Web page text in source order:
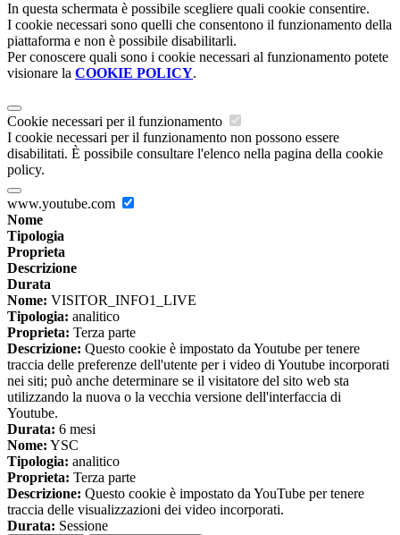
In questa schermata è possibile scegliere quali cookie consentire.
I cookie necessari sono quelli che consentono il funzionamento della
piattaforma e non è possibile disabilitarli.
Per conoscere quali sono i cookie necessari al funzionamento potete
visionare la COOKIE POLICY.
Cookie necessari per il funzionamento
I cookie necessari per il funzionamento non possono essere
disabilitati. È possibile consultare l'elenco nella pagina della cookie
policy.
www.youtube.com
Nome
Tipologia
Proprieta
Descrizione
Durata
Nome: VISITOR_INFO1_LIVE
Tipologia: analitico
Proprieta: Terza parte
Descrizione: Questo cookie è impostato da Youtube per tenere
traccia delle preferenze dell'utente per i video di Youtube incorporati
nei siti; può anche determinare se il visitatore del sito web sta
utilizzando la nuova o la vecchia versione dell'interfaccia di
Youtube.
Durata: 6 mesi
Nome: YSC
Tipologia: analitico
Proprieta: Terza parte
Descrizione: Questo cookie è impostato da YouTube per tenere
traccia delle visualizzazioni dei video incorporati.
Durata: Sessione